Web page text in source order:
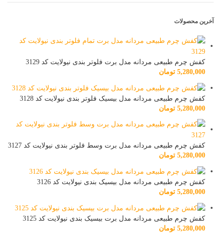
آخرین محصولات
کفش چرم طبیعی مردانه مدل برت فلوتر بندی نیولایت کد 3129
5,280,000 تومان
کفش چرم طبیعی مردانه مدل بیسیک فلوتر بندی نیولایت کد 3128
5,280,000 تومان
کفش چرم طبیعی مردانه مدل برت وسط فلوتر بندی نیولایت کد 3127
5,280,000 تومان
کفش چرم طبیعی مردانه مدل بیسیک بندی نیولایت کد 3126
5,280,000 تومان
کفش چرم طبیعی مردانه مدل برت بیسیک بندی نیولایت کد 3125
5,280,000 تومان